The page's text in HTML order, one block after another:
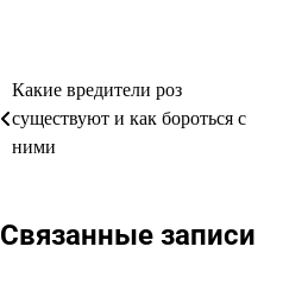
по
записям
Какие вредители роз
существуют и как бороться с
ними
Связанные записи